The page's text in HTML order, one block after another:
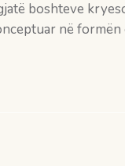
boshteve
në